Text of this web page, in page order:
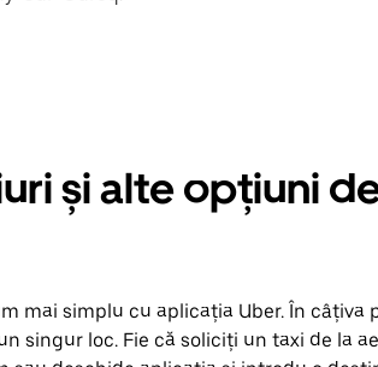
și alte opțiuni
mai simplu cu aplicația Uber. În câțiva
singur loc. Fie că soliciți un taxi de la